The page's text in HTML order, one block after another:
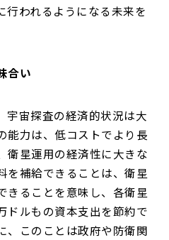
行われるようになる未来を
合い
宇宙探査の経済的状況は大
能力は、低コストでより長
衛星運用の経済性に大きな
を補給できることは、衛星
きることを意味し、各衛星
ドルもの資本支出を節約で
、このことは政府や防衛関